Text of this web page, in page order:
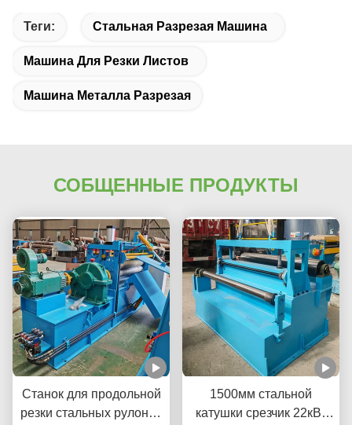
Теги: Стальная Разрезая Машина
Машина Для Резки Листов
Машина Металла Разрезая
СОБЩЕННЫЕ ПРОДУКТЫ
Станок для продольной
резки стальных рулонов
1500мм стальной
катушки срезчик 22кВт